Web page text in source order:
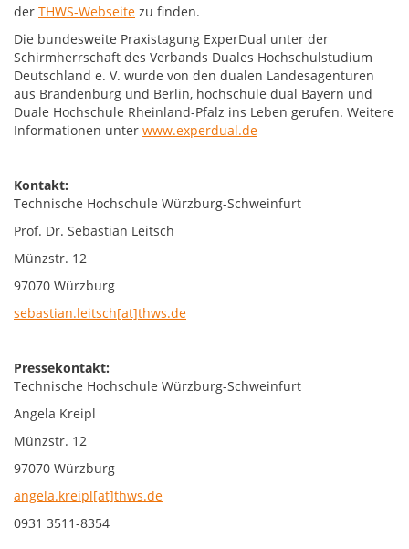
der THWS-Webseite zu finden.
Die bundesweite Praxistagung ExperDual unter der
Schirmherrschaft des Verbands Duales Hochschulstudium
Deutschland e. V. wurde von den dualen Landesagenturen
aus Brandenburg und Berlin, hochschule dual Bayern und
Duale Hochschule Rheinland-Pfalz ins Leben gerufen. Weitere
Informationen unter www.experdual.de
Kontakt:
Technische Hochschule Würzburg-Schweinfurt
Prof. Dr. Sebastian Leitsch
Münzstr. 12
97070 Würzburg
sebastian.leitsch[at]thws.de
Pressekontakt:
Technische Hochschule Würzburg-Schweinfurt
Angela Kreipl
Münzstr. 12
97070 Würzburg
angela.kreipl[at]thws.de
0931 3511-8354